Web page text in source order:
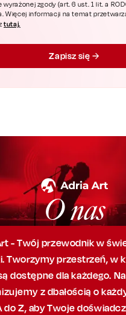
wyrażonej zgody (art. 6 ust. 1 lit. a
Więcej informacji na temat
tutaj.
Zapisz się
O nas
- Twój przewodnik w
Tworzymy przestrzeń,w
dostępne dla każdego.
z dbałością o
do Z, abyTwoje